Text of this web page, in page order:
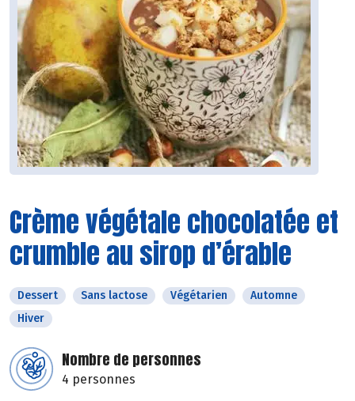
Crème végétale chocolatée et
crumble au sirop d’érable
Dessert Sans lactose Végétarien
Automne
Hiver
Nombre de personnes
4 personnes